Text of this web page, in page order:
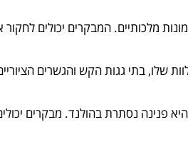
מלכותיים. המבקרים יכולים לחקור
שלו, בתי גגות הקש והגשרים
פנינה נסתרת בהולנד. מבקרים